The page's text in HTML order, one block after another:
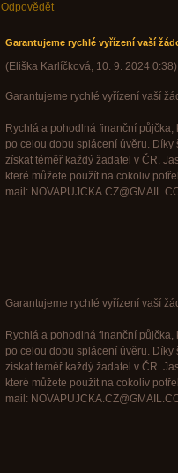
Odpovědět
Garantujeme rychlé vyřízení vaší
(Eliška Karlíčková, 10. 9. 2024 0:38)
Garantujeme rychlé vyřízení vaší
Rychlá a pohodlná finanční
po celou dobu splácení úvěru.
získat téměř každý žadatel v ČR.
které můžete použít na cokoliv
mail:
Garantujeme rychlé vyřízení vaší
Rychlá a pohodlná finanční
po celou dobu splácení úvěru.
získat téměř každý žadatel v ČR.
které můžete použít na cokoliv
mail: